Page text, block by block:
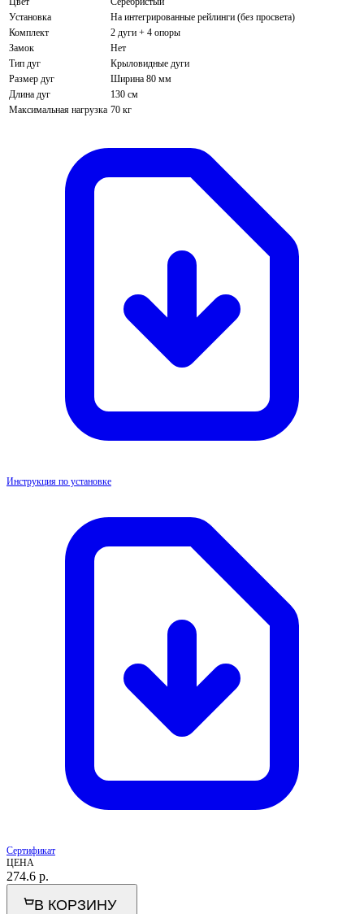
Установка
На интегрированные рейлинги (без просвета)
Комплект
2 дуги + 4 опоры
Замок
Нет
Тип дуг
Крыловидные дуги
Размер дуг
Ширина 80 мм
Длина дуг
130 см
Максимальная нагрузка 70 кг
Инструкция по установке
Сертификат
ЦЕНА
274.6 р.
В КОРЗИНУ